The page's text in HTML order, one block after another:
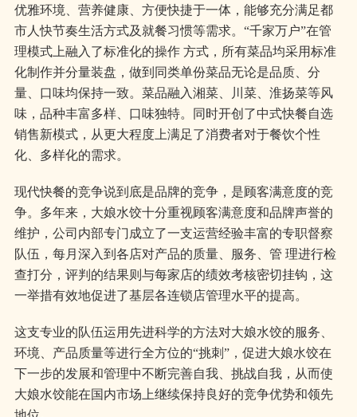
优雅环境、营养健康、方便快捷于一体，能够充分满足都
市人快节奏生活方式及就餐习惯等需求。“千家万户”在管
理模式上融入了标准化的操作 方式，所有菜品均采用标准
化制作并分量装盘，做到同类单份菜品无论是品质、分
量、口味均保持一致。菜品融入湘菜、川菜、淮扬菜等风
味，品种丰富多样、口味独特。同时开创了中式快餐自选
销售新模式，从更大程度上满足了消费者对于餐饮个性
化、多样化的需求。
现代快餐的竞争说到底是品牌的竞争，是顾客满意度的竞
争。多年来，大娘水饺十分重视顾客满意度和品牌声誉的
维护，公司内部专门成立了一支运营经验丰富的专职督察
队伍，每月深入到各店对产品的质量、服务、管 理进行检
查打分，评判的结果则与每家店的绩效考核密切挂钩，这
一举措有效地促进了基层各连锁店管理水平的提高。
这支专业的队伍运用先进科学的方法对大娘水饺的服务、
环境、产品质量等进行全方位的“挑刺”，促进大娘水饺在
下一步的发展和管理中不断完善自我、挑战自我，从而使
大娘水饺能在国内市场上继续保持良好的竞争优势和领先